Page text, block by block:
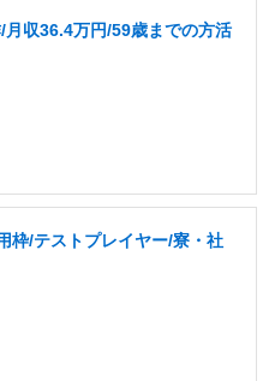
収36.4万円/59歳までの方活
枠/テストプレイヤー/寮・社